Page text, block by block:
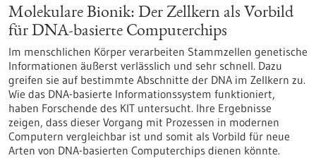
Molekulare Bionik: Der Zellkern als Vorbild
für DNA-basierte Computerchips
Im menschlichen Körper verarbeiten Stammzellen genetische
Informationen äußerst verlässlich und sehr schnell. Dazu
greifen sie auf bestimmte Abschnitte der DNA im Zellkern zu.
Wie das DNA-basierte Informationssystem funktioniert,
haben Forschende des KIT untersucht. Ihre Ergebnisse
zeigen, dass dieser Vorgang mit Prozessen in modernen
Computern vergleichbar ist und somit als Vorbild für neue
Arten von DNA-basierten Computerchips dienen könnte.